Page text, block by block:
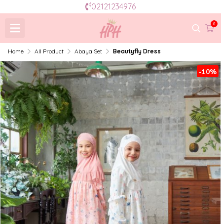
02121234976
0
Home All Product Abaya Set Beautyfly Dress
-10%